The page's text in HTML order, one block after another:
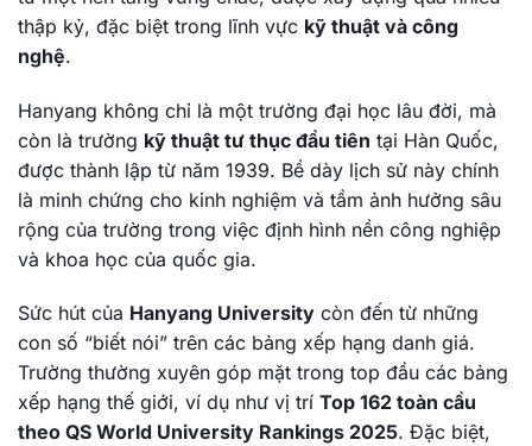
thập kỷ, đặc biệt trong lĩnh vực kỹ thuật và công
nghệ.
Hanyang không chỉ là một trường đại học lâu đời, mà
còn là trường kỹ thuật tư thục đầu tiên tại Hàn Quốc,
được thành lập từ năm 1939. Bề dày lịch sử này chính
là minh chứng cho kinh nghiệm và tầm ảnh hưởng sâu
rộng của trường trong việc định hình nền công nghiệp
và khoa học của quốc gia.
Sức hút của Hanyang University còn đến từ những
con số “biết nói” trên các bảng xếp hạng danh giá.
Trường thường xuyên góp mặt trong top đầu các bảng
xếp hạng thế giới, ví dụ như vị trí Top 162 toàn cầu
theo QS World University Rankings 2025. Đặc biệt,